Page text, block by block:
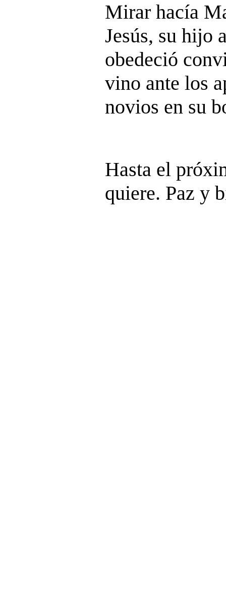
Mirar hacía
Jesús, su hijo
obedeció
vino ante los
novios en su
Hasta el
quiere. Paz y